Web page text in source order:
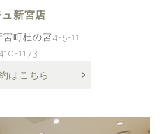
新宮店
町杜の宮4-5-11
1173
はこちら